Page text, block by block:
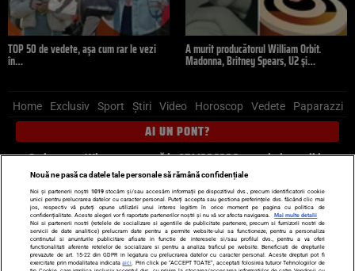
TOP 50 de vedete, așa cum rar le vezi
în…
A murit producătorul William Orbit.
Madonna, Britney Spears, U2 și…
Home Exclusiv Sport Știri Video Horoscop Vedete Paparazzi
AI UN PONT?
Scrie-ne pe Whatsapp, sună la 0741226226 sau trimite mail la
pont@cancan.ro
Știri interne Știri externe
Politică
Ultimele stiri
Diete Insula Iubirii Dictionar de vise
LIFE STYLE
Horoscop
Nouă ne pasă ca datele tale personale să rămână confidențiale
Noi și partenerii noștri 1019stocăm și/sau accesăm informații pe dispozitivul dvs., precum identificatorii cookie
unici pentru prelucrarea datelor cu caracter personal. Puteți accepta sau gestiona preferințele dvs. făcând clic mai
jos, respectiv vă puteți opune utilizării unui interes legitim în orice moment pe pagina cu politica de
confidențialitate. Aceste alegeri vor fi raportate partenerilor noștri și nu vă vor afecta navigarea.
Mai multe detalii
Noi si partenerii nostri (retelele de socializare si agentiile de publicitate partenere, precum si furnizorii nostri de
servicii de date analitice) prelucram date pentru a permite website-ului sa functioneze, pentru a personaliza
continutul si anunturile publicitare afisate in functie de interesele si/sau profilul dvs., pentru a va oferi
functionalitati aferente retelelor de socializare si pentru a analiza traficul pe website. Beneficiati de drepturile
prevazute de art. 15-22 din GDPR in legatura cu prelucrarea datelor cu caracter personal. Aceste drepturi pot fi
exercitate prin modalitatea indicataaici . Prin click pe “ACCEPT TOATE”, acceptati folosirea tuturor Tehnologiilor de